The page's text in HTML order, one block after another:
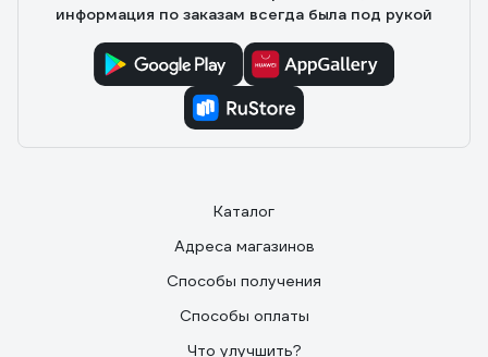
информация по заказам всегда была под рукой
Каталог
Адреса магазинов
Способы получения
Способы оплаты
Что улучшить?